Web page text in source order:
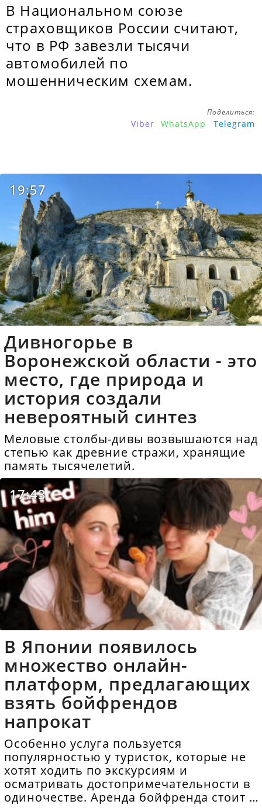
В Национальном союзе
страховщиков России считают,
что в РФ завезли тысячи
автомобилей по
мошенническим схемам.
Поделиться:
Viber WhatsApp Telegram
19:57
Дивногорье в
Воронежской области - это
место, где природа и
история создали
невероятный синтез
Меловые столбы-дивы возвышаются над
степью как древние стражи, хранящие
память тысячелетий.
17:43
В Японии появилось
множество онлайн-
платформ, предлагающих
взять бойфрендов
напрокат
Особенно услуга пользуется
популярностью у туристок, которые не
хотят ходить по экскурсиям и
осматривать достопримечательности в
одиночестве. Аренда бойфренда стоит в